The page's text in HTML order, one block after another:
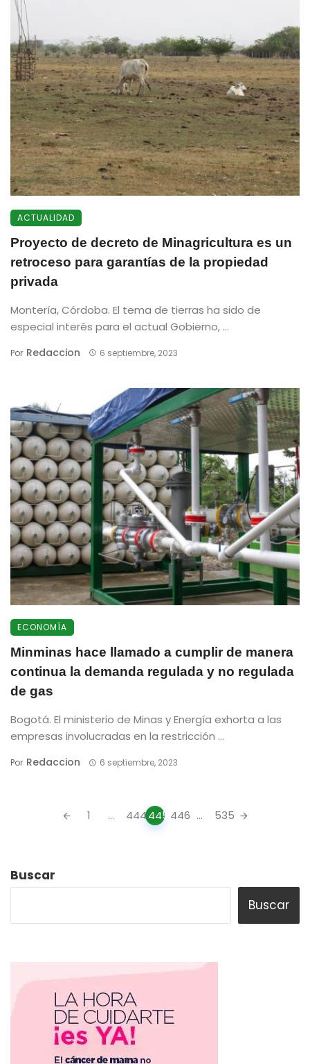
ACTUALIDAD
Proyecto de decreto de Minagricultura es un
retroceso para garantías de la propiedad
privada
Montería, Córdoba. El tema de tierras ha sido de
especial interés para el actual Gobierno, ...
Por Redaccion 6 septiembre, 2023
ECONOMÍA
Minminas hace llamado a cumplir de manera
continua la demanda regulada y no regulada
de gas
Bogotá. El ministerio de Minas y Energía exhorta a las
empresas involucradas en la restricción ...
Por Redaccion 6 septiembre, 2023
1 ... 444445 446 ... 535
Buscar
Buscar